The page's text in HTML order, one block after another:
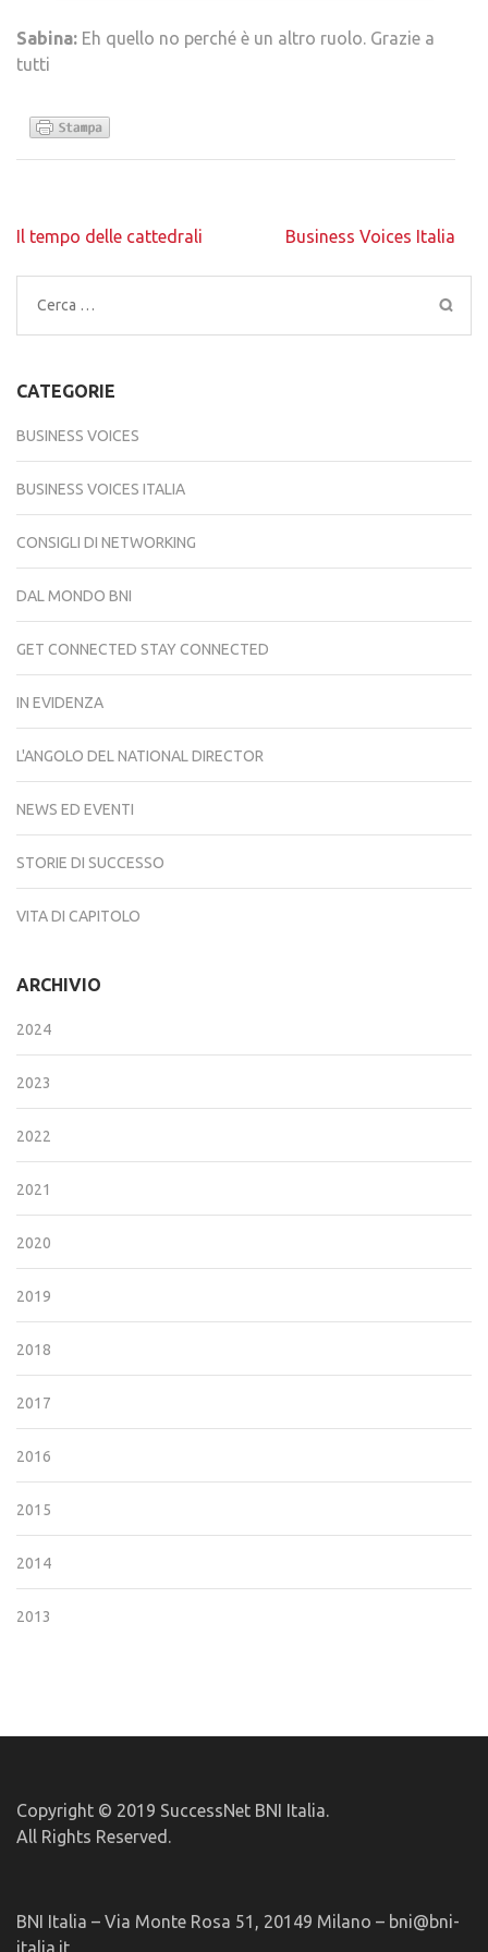
Sabina: Eh quello no perché è un altro ruolo. Grazie a
tutti
Navigazione
Il tempo delle cattedrali Business Voices Italia
Ricerca
per:
CATEGORIE
BUSINESS VOICES
BUSINESS VOICES ITALIA
CONSIGLI DI NETWORKING
DAL MONDO BNI
GET CONNECTED STAY CONNECTED
IN EVIDENZA
L'ANGOLO DEL NATIONAL DIRECTOR
NEWS ED EVENTI
STORIE DI SUCCESSO
VITA DI CAPITOLO
ARCHIVIO
2024
2023
2022
2021
2020
2019
2018
2017
2016
2015
2014
2013
Copyright © 2019 SuccessNet BNI Italia.
All Rights Reserved.
BNI Italia – Via Monte Rosa 51, 20149 Milano – bni@bni-
italia.it